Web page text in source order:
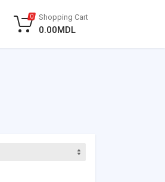
0 Shopping Cart
0.00MDL